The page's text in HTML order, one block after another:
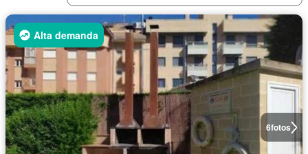
6fotos
Alta demanda